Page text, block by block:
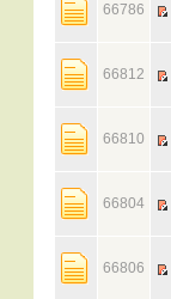
66786
66812
66810
66804
66806